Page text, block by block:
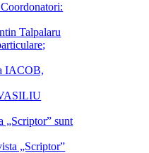
Talpalaru
IACOB,
„Scriptor” sunt
„Scriptor”